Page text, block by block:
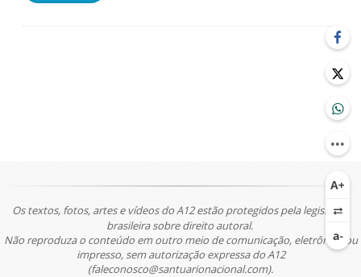
Os textos, fotos, artes e vídeos do A12 estão protegidos pela legislação
brasileira sobre direito autoral.
Não reproduza o conteúdo em outro meio de comunicação, eletrônico ou
impresso, sem autorização expressa do A12
(faleconosco@santuarionacional.com).